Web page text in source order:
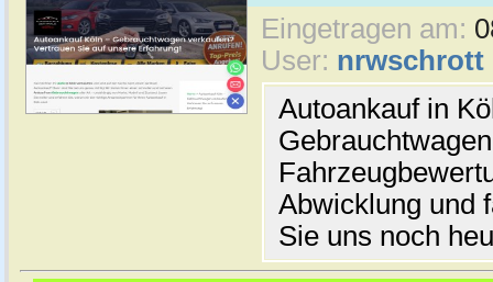
Eingetragen am:
User: nrwschrott
Autoankauf in
Abwicklung und
Sie uns noch